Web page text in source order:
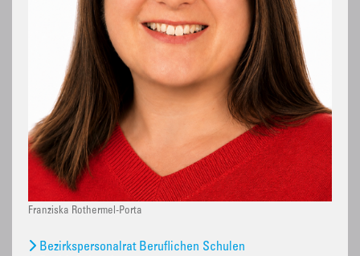
Franziska Rothermel-Porta
Bezirkspersonalrat Beruflichen Schulen